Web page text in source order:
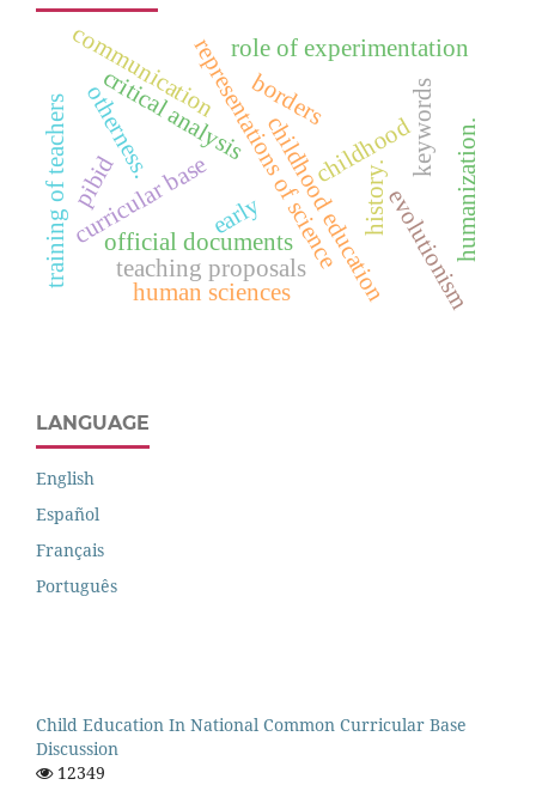
official documents
representations of science
role of experimentation
teaching proposalschildhood education
childhood
early
curricular base
critical analysis
human sciences
history.
keywords
borders
evolutionism
otherness.
communication
training of teachers humanization.
pibid
LANGUAGE
English
Español
Français
Português
Child Education In National Common Curricular Base
Discussion
12349